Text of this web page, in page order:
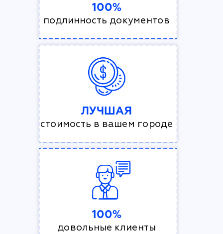
100%
подлинность документов
ЛУЧШАЯ
стоимость в вашем городе
100%
довольные клиенты